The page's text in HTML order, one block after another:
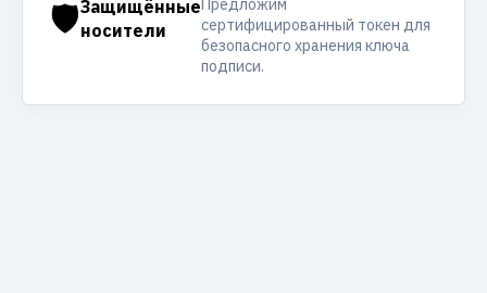
🛡️Защищённые
носители
Предложим
сертифицированный токен для
безопасного хранения ключа
подписи.